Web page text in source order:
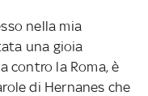
nella mia
una gioia
contro la Roma, è
di Hernanes che